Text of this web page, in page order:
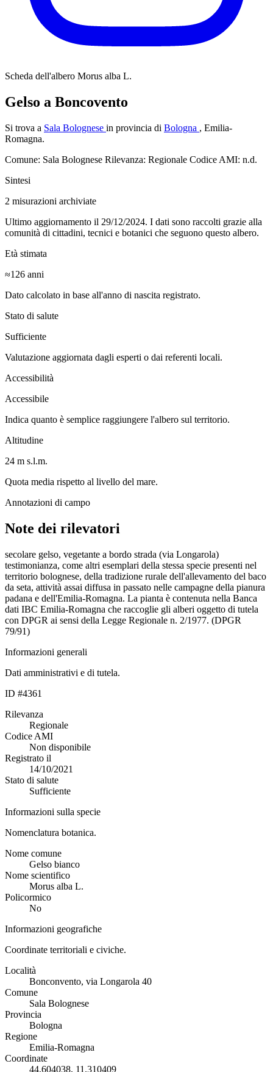
Scheda dell'albero Morus alba L.
Gelso a Boncovento
Si trova a Sala Bolognese in provincia di Bologna , Emilia-
Romagna.
Comune: Sala Bolognese Rilevanza: Regionale Codice AMI: n.d.
Sintesi
2 misurazioni archiviate
Ultimo aggiornamento il 29/12/2024. I dati sono raccolti grazie alla
comunità di cittadini, tecnici e botanici che seguono questo albero.
Età stimata
≈126 anni
Dato calcolato in base all'anno di nascita registrato.
Stato di salute
Sufficiente
Valutazione aggiornata dagli esperti o dai referenti locali.
Accessibilità
Accessibile
Indica quanto è semplice raggiungere l'albero sul territorio.
Altitudine
24 m s.l.m.
Quota media rispetto al livello del mare.
Annotazioni di campo
Note dei rilevatori
secolare gelso, vegetante a bordo strada (via Longarola)
testimonianza, come altri esemplari della stessa specie presenti nel
territorio bolognese, della tradizione rurale dell'allevamento del baco
da seta, attività assai diffusa in passato nelle campagne della pianura
padana e dell'Emilia-Romagna. La pianta è contenuta nella Banca
dati IBC Emilia-Romagna che raccoglie gli alberi oggetto di tutela
con DPGR ai sensi della Legge Regionale n. 2/1977. (DPGR
79/91)
Informazioni generali
Dati amministrativi e di tutela.
ID #4361
Rilevanza
Regionale
Codice AMI
Non disponibile
Registrato il
14/10/2021
Stato di salute
Sufficiente
Informazioni sulla specie
Nomenclatura botanica.
Nome comune
Gelso bianco
Nome scientifico
Morus alba L.
Policormico
No
Informazioni geografiche
Coordinate territoriali e civiche.
Località
Bonconvento, via Longarola 40
Comune
Sala Bolognese
Provincia
Bologna
Regione
Emilia-Romagna
Coordinate
44.604038, 11.310409